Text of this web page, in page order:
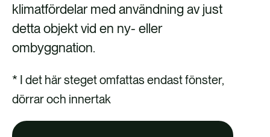
klimatfördelar med användning av just
detta objekt vid en ny- eller
ombyggnation.
* I det här steget omfattas endast fönster,
dörrar och innertak